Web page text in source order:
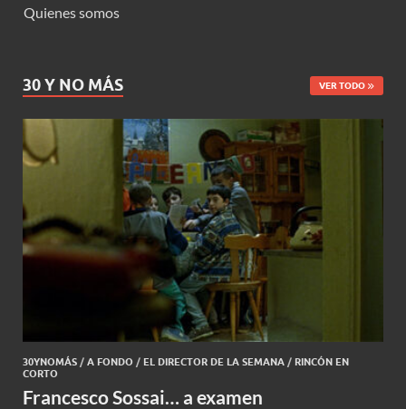
Quienes somos
30 Y NO MÁS VER TODO
30YNOMÁS / A FONDO / EL DIRECTOR DE LA SEMANA / RINCÓN EN
CORTO
Francesco Sossai… a examen